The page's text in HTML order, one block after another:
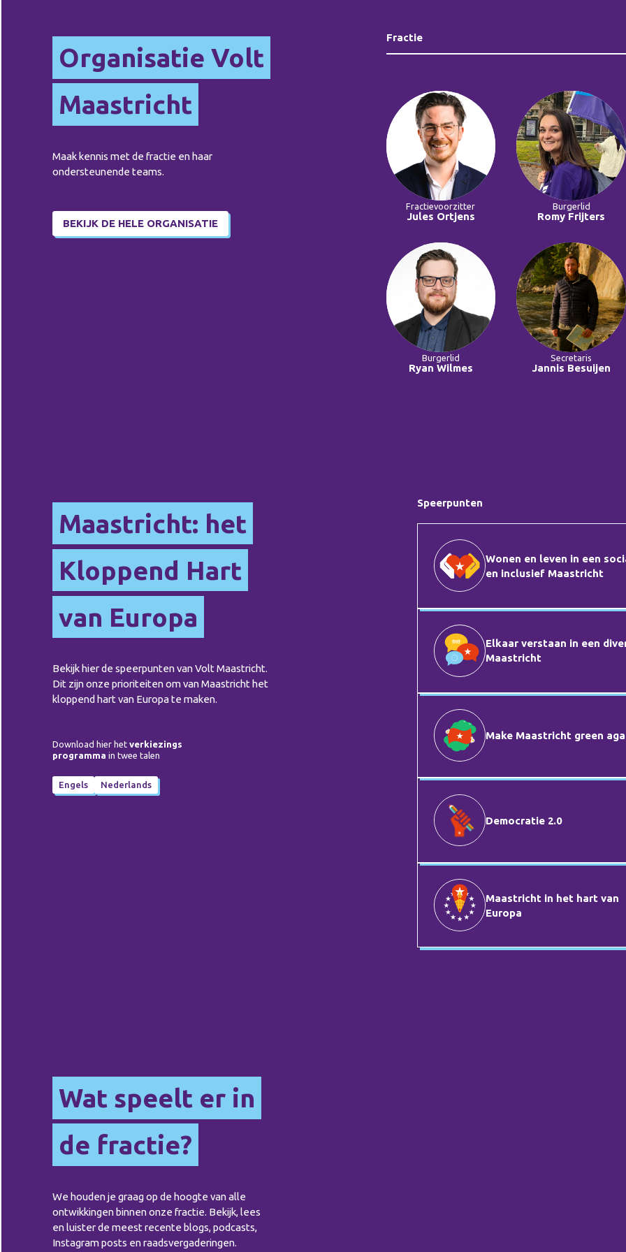
Organisatie Volt
Maastricht
Maak kennis met de fractie en haar
ondersteunende teams.
BEKIJK DE HELE ORGANISATIE
Fractie
Fractievoorzitter
Jules Ortjens
Burgerlid
Romy Frijters
Burgerlid
Ryan Wilmes
Secretaris
Jannis Besuijen
Maastricht: het
Kloppend Hart
van Europa
Bekijk hier de speerpunten van Volt Maastricht.
Dit zijn onze prioriteiten om van Maastricht het
kloppend hart van Europa te maken.
Download hier het verkiezings
programma in twee talen
Engels Nederlands
Speerpunten
Wonen en leven in een
en inclusief Maastricht
Elkaar verstaan in een
Maastricht
Make Maastricht green
Democratie 2.0
Maastricht in het hart van
Europa
Wat speelt er in
de fractie?
We houden je graag op de hoogte van alle
ontwikkingen binnen onze fractie. Bekijk, lees
en luister de meest recente blogs, podcasts,
Instagram posts en raadsvergaderingen.